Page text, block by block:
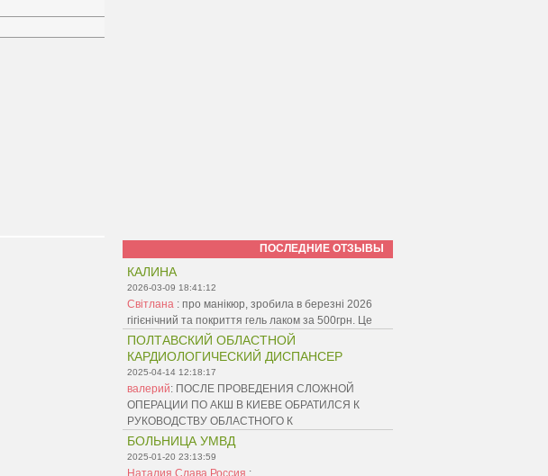
ПОСЛЕДНИЕ ОТЗЫВЫ
КАЛИНА
2026-03-09 18:41:12
Світлана : про манікюр, зробила в березні 2026
гігієнічний та покриття гель лаком за 500грн. Це
ПОЛТАВСКИЙ ОБЛАСТНОЙ
КАРДИОЛОГИЧЕСКИЙ ДИСПАНСЕР
2025-04-14 12:18:17
валерий: ПОСЛЕ ПРОВЕДЕНИЯ СЛОЖНОЙ
ОПЕРАЦИИ ПО АКШ В КИЕВЕ ОБРАТИЛСЯ К
РУКОВОДСТВУ ОБЛАСТНОГО К
БОЛЬНИЦА УМВД
2025-01-20 23:13:59
Наталия Слава Россия :